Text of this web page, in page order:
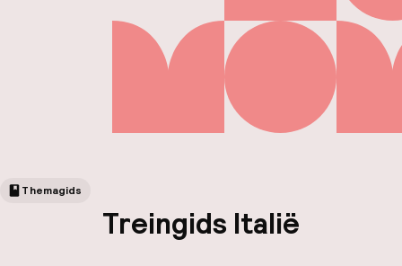
Themagids
Treingids Italië